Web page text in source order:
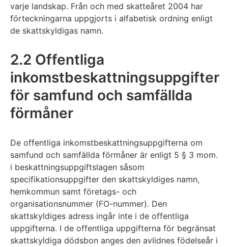
varje landskap. Från och med skatteåret 2004 har
förteckningarna uppgjorts i alfabetisk ordning enligt
de skattskyldigas namn.
2.2 Offentliga
inkomstbeskattningsuppgifter
för samfund och samfällda
förmåner
De offentliga inkomstbeskattningsuppgifterna om
samfund och samfällda förmåner är enligt 5 § 3 mom.
i beskattningsuppgiftslagen såsom
specifikationsuppgifter den skattskyldiges namn,
hemkommun samt företags- och
organisationsnummer (FO-nummer). Den
skattskyldiges adress ingår inte i de offentliga
uppgifterna. I de offentliga uppgifterna för begränsat
skattskyldiga dödsbon anges den avlidnes födelseår i